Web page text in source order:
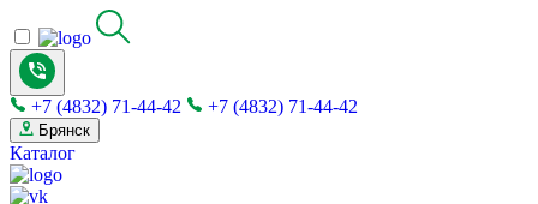
+7 (4832) 71-44-42 +7 (4832) 71-44-42
Брянск
Каталог